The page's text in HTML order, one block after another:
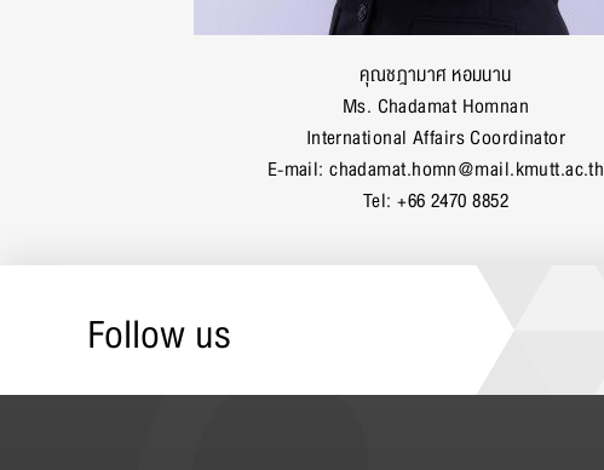
คุณชฎามาศ หอมนาน
Ms. Chadamat Homnan
International Affairs Coordinator
E-mail: chadamat.homn@mail.kmutt.ac.th
Tel: +66 2470 8852
Follow us